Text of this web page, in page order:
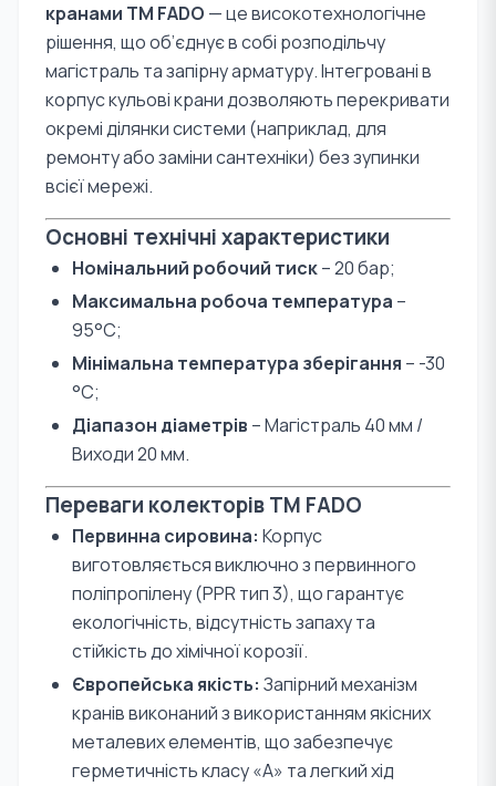
кранами TM FADO — це високотехнологічне
рішення, що об’єднує в собі розподільчу
магістраль та запірну арматуру. Інтегровані в
корпус кульові крани дозволяють перекривати
окремі ділянки системи (наприклад, для
ремонту або заміни сантехніки) без зупинки
всієї мережі.
Основні технічні характеристики
Номінальний робочий тиск– 20 бар;
Максимальна робоча температура –
95°С;
Мінімальна температура зберігання – -30
°С;
Діапазон діаметрів – Магістраль 40 мм /
Виходи 20 мм.
Переваги колекторів TM FADO
Первинна сировина: Корпус
виготовляється виключно з первинного
поліпропілену (PPR тип 3), що гарантує
екологічність, відсутність запаху та
стійкість до хімічної корозії.
Європейська якість: Запірний механізм
кранів виконаний з використанням якісних
металевих елементів, що забезпечує
герметичність класу «А» та легкий хід